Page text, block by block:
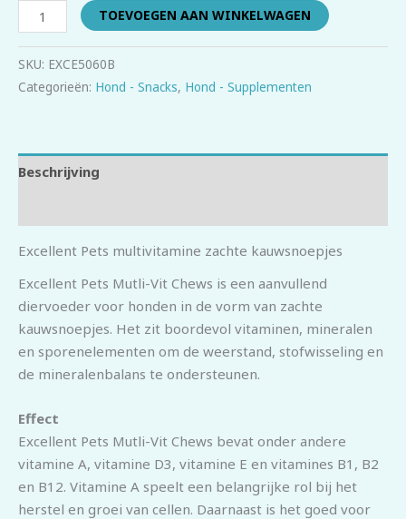
TOEVOEGEN AAN WINKELWAGEN
SKU: EXCE5060B
Categorieën: Hond - Snacks, Hond - Supplementen
Beschrijving
Excellent Pets multivitamine zachte kauwsnoepjes
Excellent Pets Mutli-Vit Chews is een aanvullend
diervoeder voor honden in de vorm van zachte
kauwsnoepjes. Het zit boordevol vitaminen, mineralen
en sporenelementen om de weerstand, stofwisseling en
de mineralenbalans te ondersteunen.
Effect
Excellent Pets Mutli-Vit Chews bevat onder andere
vitamine A, vitamine D3, vitamine E en vitamines B1, B2
en B12. Vitamine A speelt een belangrijke rol bij het
herstel en groei van cellen. Daarnaast is het goed voor